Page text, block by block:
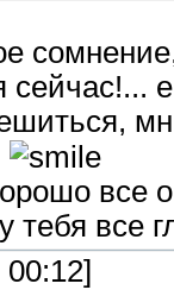
сейчас!...
все
тебя все
00:12]